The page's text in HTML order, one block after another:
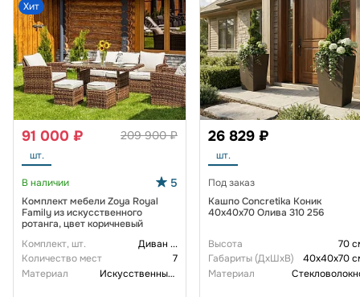
Хит
209 900 ₽
91 000 ₽
шт.
В наличии 5
Комплект мебели Zoya Royal
Family из искусственного
ротанга, цвет коричневый
Комплект, шт.
Диван ...
Количество мест
7
Материал
Искусственный ротанг
26 829 ₽
шт.
Под заказ
Кашпо Concretika Коник
40x40x70 Олива 310 256
Высота
70
Габариты (ДxШxВ)
40x40x70
Материал